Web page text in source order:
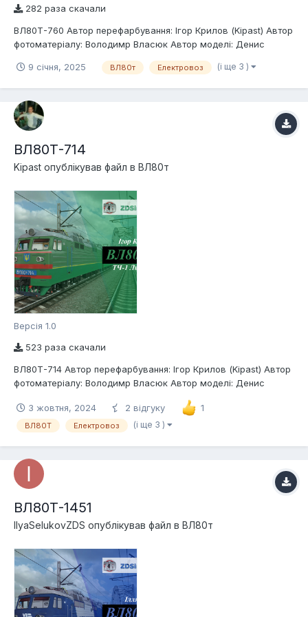
282 раза скачали
ВЛ80Т-760 Автор перефарбування: Ігор Крилов (Kipast) Автор
фотоматеріалу: Володимр Власюк Автор моделі: Денис
приписки: ТЧ-9 Дарниця Опис: Електровоз змінного струму
9 січня, 2025 ВЛ80т Електровоз (і ще 3 )
ВЛ80Т-714
Kipast опублікував файл в ВЛ80т
Версія 1.0
523 раза скачали
ВЛ80Т-714 Автор перефарбування: Ігор Крилов (Kipast) Автор
фотоматеріалу: Володимр Власюк Автор моделі: Денис
приписки: ТЧ-1 Львів-Захід Опис: Електровоз змінного струму
Української залізниці ВЛ80Т-714
3 жовтня, 2024 2 відгуку 1
ВЛ80Т Електровоз (і ще 3 )
ВЛ80Т-1451
IlyaSelukovZDS опублікував файл в ВЛ80т